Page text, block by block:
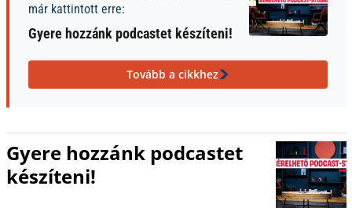
már kattintott erre:
Gyere hozzánk podcastet készíteni!
Tovább a cikkhez
Gyere hozzánk podcastet
készíteni!